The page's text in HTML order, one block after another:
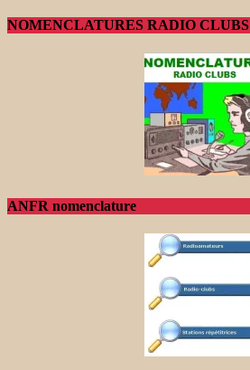
NOMENCLATURES RADIO CLUBS
ANFR nomenclature